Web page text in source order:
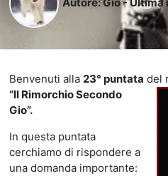
Benvenuti alla 23° puntata del
“Il Rimorchio Secondo
Gio”.
In questa puntata
cerchiamo di rispondere a
una domanda importante: